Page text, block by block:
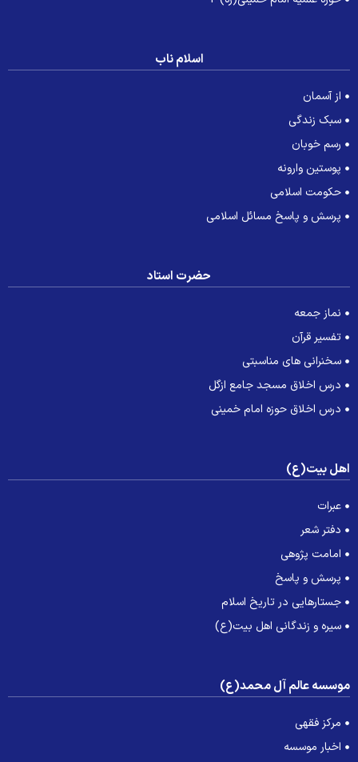
اسلام ناب
از آسمان
سبک زندگی
رسم خوبان
پوستین وارونه
حکومت اسلامی
پرسش و پاسخ مسائل اسلامی
حضرت استاد
نماز جمعه
تفسیر قرآن
سخنرانی های مناسبتی
درس اخلاق مسجد جامع ازگل
درس اخلاق حوزه امام خمینی
بیت(ع)
عبرات
دفتر شعر
امامت پژوهی
پرسش و پاسخ
جستارهایی در تاریخ اسلام
سیره و زندگانی اهل بیت(ع)
عالم آل محمد(ع)
مرکز فقهی
اخبار موسسه